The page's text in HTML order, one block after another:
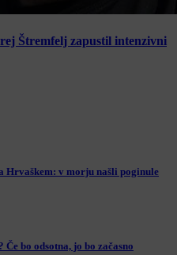
Štremfelj zapustil intenzivni
Hrvaškem: v morju našli poginule
bo odsotna, jo bo začasno